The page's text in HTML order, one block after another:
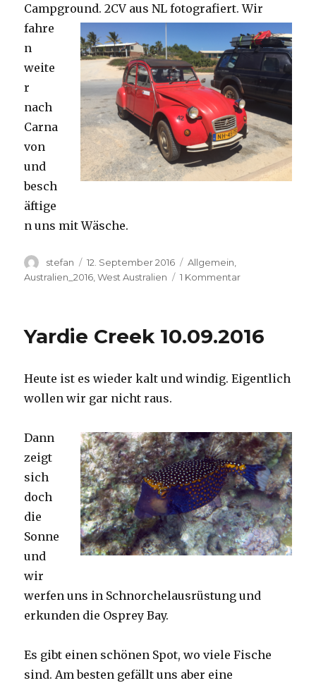
Campground.2CV aus NL fotografiert. Wir
fahre
n
weite
r
nach
Carna
von
und
besch
äftige
n uns mit Wäsche.
Autor
stefan
Veröffentlicht
am
12. September 2016 Kategorien
Allgemein
Australien_2016 ,West Australien 1 Kommentarzu
Yardie Creek 10.09.2016
Heute ist es wieder kalt und windig. Eigentlich
wollen wir gar nicht raus.
Dann
zeigt
sich
doch
die
Sonne
und
wir
werfen uns in Schnorchelausrüstung und
erkunden die Osprey Bay.
Es gibt einen schönen Spot, wo viele Fische
sind. Am besten gefällt uns aber eine